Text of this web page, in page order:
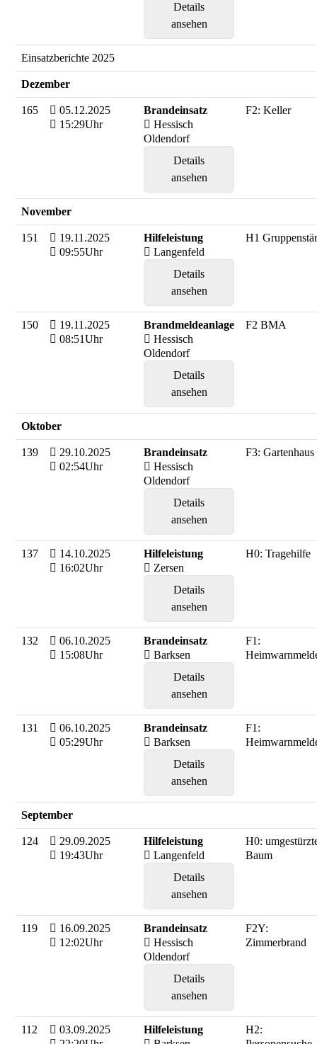
Details
ansehen
Einsatzberichte 2025
Dezember
165
05.12.2025
15:29Uhr
Brandeinsatz
Hessisch
Oldendorf
Details
ansehen
F2: Keller
November
151
19.11.2025
09:55Uhr
Hilfeleistung
Langenfeld
Details
ansehen
H1
150
19.11.2025
08:51Uhr
Brandmeldeanlage
Hessisch
Oldendorf
Details
ansehen
F2 BMA
Oktober
139
29.10.2025
02:54Uhr
Brandeinsatz
Hessisch
Oldendorf
Details
ansehen
F3: Gartenhaus
137
14.10.2025
16:02Uhr
Hilfeleistung
Zersen
Details
ansehen
H0: Tragehilfe
132
06.10.2025
15:08Uhr
Brandeinsatz
Barksen
Details
ansehen
F1:
131
06.10.2025
05:29Uhr
Brandeinsatz
Barksen
Details
ansehen
F1:
September
124
29.09.2025
19:43Uhr
Hilfeleistung
Langenfeld
Details
ansehen
H0:
Baum
119
16.09.2025
12:02Uhr
Brandeinsatz
Hessisch
Oldendorf
Details
ansehen
F2Y:
Zimmerbrand
112
03.09.2025
Hilfeleistung
H2: